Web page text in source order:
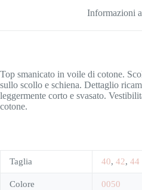
Informazioni
Top smanicato in voile di cotone.
sullo scollo e schiena. Dettaglio
leggermente corto e svasato.
cotone.
Taglia 40, 42, 44
Colore 0050